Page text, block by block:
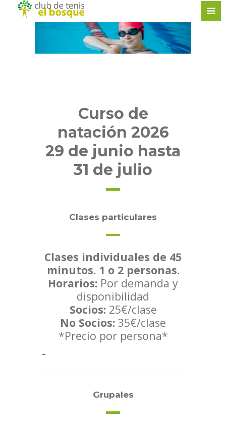
Curso de
natación 2026
29 de junio hasta
31 de julio
Clases particulares
Clases individuales de 45
minutos. 1 o 2 personas.
Horarios: Por demanda y
disponibilidad
Socios:25€/clase
No Socios: 35€/clase
*Precio por persona*
Grupales